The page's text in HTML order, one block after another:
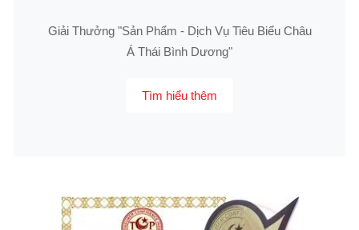
Giải Thưởng "Sản Phẩm - Dịch Vụ Tiêu Biểu Châu
Á Thái Bình Dương"
Tìm hiểu thêm